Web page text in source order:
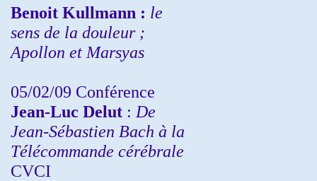
Benoit Kullmann : le
sens de la douleur ;
Apollon et Marsyas
05/02/09 Conférence
Jean-Luc Delut : De
Jean-Sébastien Bach à la
Télécommande cérébrale
CVCI